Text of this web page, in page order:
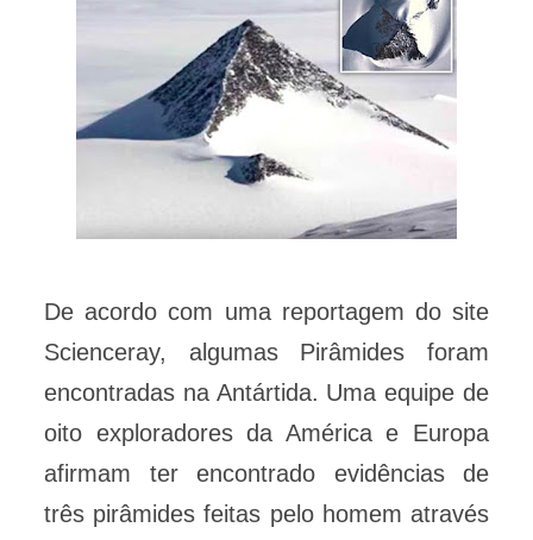
De acordo com uma reportagem do site
Scienceray, algumas Pirâmides foram
encontradas na Antártida. Uma equipe de
oito exploradores da América e Europa
afirmam ter encontrado evidências de
três pirâmides feitas pelo homem através